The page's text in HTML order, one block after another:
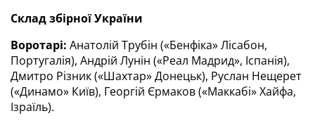
Склад збірної України
Воротарі: Анатолій Трубін («Бенфіка» Лісабон,
Португалія), Андрій Лунін («Реал Мадрид», Іспанія),
Дмитро Різник («Шахтар» Донецьк), Руслан Нещерет
(«Динамо» Київ), Георгій Єрмаков («Маккабі» Хайфа,
Ізраїль).